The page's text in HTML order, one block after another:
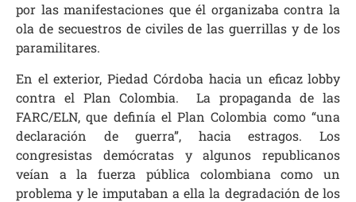
por las manifestaciones que él organizaba contra la
ola de secuestros de civiles de las guerrillas y de los
paramilitares.
En el exterior, Piedad Córdoba hacia un eficaz lobby
contra el Plan Colombia. La propaganda de las
FARC/ELN, que definía el Plan Colombia como “una
declaración de guerra”, hacia estragos. Los
congresistas demócratas y algunos republicanos
veían a la fuerza pública colombiana como un
problema y le imputaban a ella la degradación de los